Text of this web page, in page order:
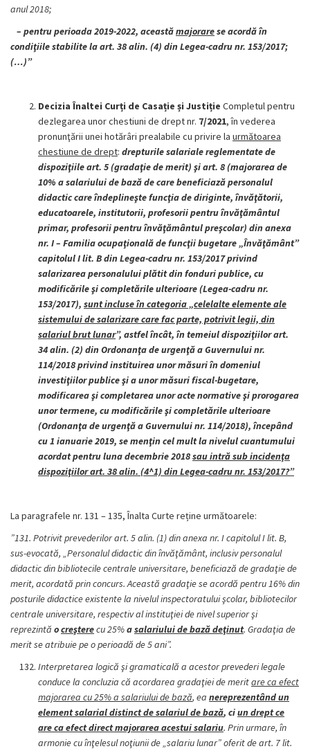
anul 2018;
– pentru perioada 2019-2022, aceastămajorarese acordă în
condiţiile stabilite la art. 38 alin. (4) din Legea-cadru nr. 153/2017;
(…)”
Decizia Înaltei Curți de Casație și Justiție Completul pentru
dezlegarea unor chestiuni de drept nr. 7/2021, în vederea
pronunţării unei hotărâri prealabile cu privire la următoarea
chestiune de drept: drepturile salariale reglementate de
dispoziţiile art. 5 (gradaţie de merit) şi art. 8 (majorarea de
10% a salariului de bază de care beneficiază personalul
didactic care îndeplineşte funcţia de diriginte, învăţătorii,
educatoarele, institutorii, profesorii pentru învăţământul
primar, profesorii pentru învăţământul preşcolar) din anexa
nr. I – Familia ocupaţională de funcţii bugetare „Învăţământ”
capitolul I lit. B din Legea-cadru nr. 153/2017 privind
salarizarea personalului plătit din fonduri publice, cu
modificările şi completările ulterioare (Legea-cadru nr.
153/2017), sunt incluse în categoria „celelalte elemente ale
sistemului de salarizare care fac parte, potrivit legii, din
salariul brut lunar”, astfel încât, în temeiul dispoziţiilor art.
34 alin. (2) din Ordonanţa de urgenţă a Guvernului nr.
114/2018 privind instituirea unor măsuri în domeniul
investiţiilor publice şi a unor măsuri fiscal-bugetare,
modificarea şi completarea unor acte normative şi prorogarea
unor termene, cu modificările şi completările ulterioare
(Ordonanţa de urgenţă a Guvernului nr. 114/2018), începând
cu 1 ianuarie 2019, se menţin cel mult la nivelul cuantumului
acordat pentru luna decembrie 2018sau intră sub incidenţa
dispoziţiilor art. 38 alin. (4^1) din Legea-cadru nr. 153/2017?”
La paragrafele nr. 131 – 135, Înalta Curte reține următoarele:
”131. Potrivit prevederilor art. 5 alin. (1) din anexa nr. I capitolul I lit. B,
sus-evocată, „Personalul didactic din învăţământ, inclusiv personalul
didactic din bibliotecile centrale universitare, beneficiază de gradaţie de
merit, acordată prin concurs. Această gradaţie se acordă pentru 16% din
posturile didactice existente la nivelul inspectoratului şcolar, bibliotecilor
centrale universitare, respectiv al instituţiei de nivel superior şi
reprezintă ocreşterecu 25%asalariului de bază deţinut. Gradaţia de
merit se atribuie pe o perioadă de 5 ani”.
Interpretarea logică şi gramaticală a acestor prevederi legale
conduce la concluzia că acordarea gradaţiei de meritare ca efect
majorarea cu 25% a salariului de bază, ea nereprezentând un
element salarial distinct de salariul de bază, ciun drept ce
are ca efect direct majorarea acestui salariu. Prin urmare, în
armonie cu înţelesul noţiunii de „salariu lunar” oferit de art. 7 lit.